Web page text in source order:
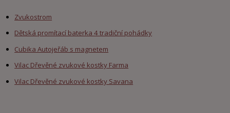
Zvukostrom
Dětská promítací baterka 4 tradiční pohádky
Cubika Autojeřáb s magnetem
Vilac Dřevěné zvukové kostky Farma
Vilac Dřevěné zvukové kostky Savana